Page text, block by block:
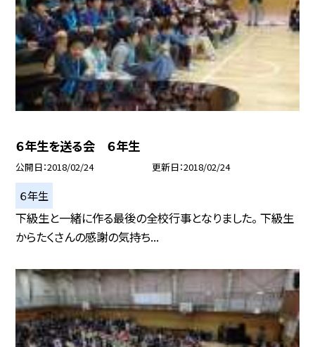
６年生を送る会 ６年生
公開日 2018/02/24 更新日 2018/02/24
６年生
下級生と一緒に作る最後の全校行事となりました。 下級生
からたくさんの感謝の気持ち...